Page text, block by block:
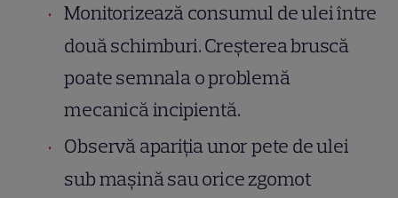
Monitorizează consumul de ulei între
două schimburi. Creșterea bruscă
poate semnala o problemă
mecanică incipientă.
Observă apariția unor pete de ulei
sub mașină sau orice zgomot